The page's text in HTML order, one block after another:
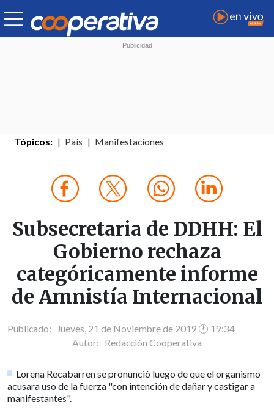
Tópicos: País Manifestaciones
Subsecretaria de DDHH: El
Gobierno rechaza
categóricamente informe
de Amnistía Internacional
Publicado: Jueves, 21 de Noviembre de 2019 🕐 19:34
Autor: Redacción Cooperativa
Lorena Recabarren se pronunció luego de que el organismo
acusara uso de la fuerza "con intención de dañar y castigar a
manifestantes".